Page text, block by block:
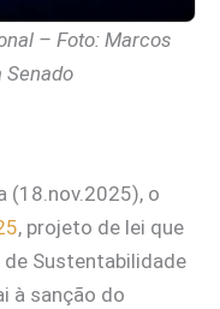
– Foto: Marcos
Senado
(18.nov.2025), o
, projeto de lei que
de Sustentabilidade
à sanção do